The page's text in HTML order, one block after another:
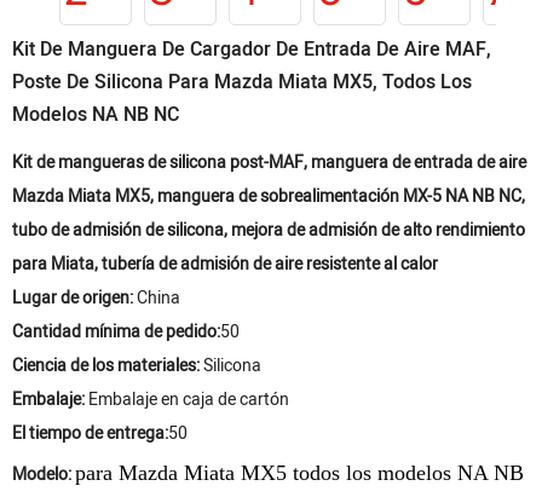
Kit De Manguera De Cargador De Entrada De Aire MAF,
Poste De Silicona Para Mazda Miata MX5, Todos Los
Modelos NA NB NC
Kit de mangueras de silicona post-MAF, manguera de entrada de aire
Mazda Miata MX5, manguera de sobrealimentación MX-5 NA NB NC,
tubo de admisión de silicona, mejora de admisión de alto rendimiento
para Miata, tubería de admisión de aire resistente al calor
Lugar de origen:China
Cantidad mínima de pedido:50
Ciencia de los materiales:Silicona
Embalaje:Embalaje en caja de cartón
El tiempo de entrega:50
Modelo:para Mazda Miata MX5 todos los modelos NA NB